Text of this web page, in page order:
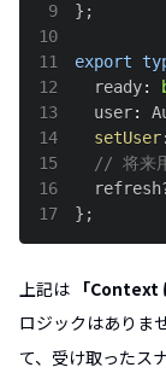
9
} ;
10
11
export
12
  ready
:
13
  user
:
14
setUser:
15
// 将来用
16
  refresh
17
} ;
上記は 「Context
ロジックはありま
て、受け取ったス